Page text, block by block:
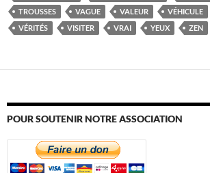
TROUSSES
VAGUE VALEUR VÉHICULE
VÉRITÉS
VISITER VRAI YEUX ZEN
POUR SOUTENIR NOTRE ASSOCIATION